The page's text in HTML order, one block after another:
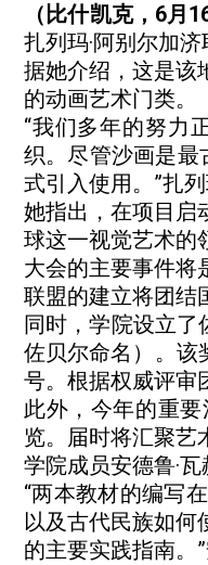
（比什凯克，6月
扎列玛·阿别尔加
据她介绍，这是该
的动画艺术门类。
“我们多年的努力
织。尽管沙画是最
式引入使用。”扎列
她指出，在项目启
球这一视觉艺术的
大会的主要事件将
联盟的建立将团结
同时，学院设立
佐贝尔命名）。该
号。根据权威评审
此外，今年的重要
览。届时将汇聚艺
学院成员安德鲁·
“两本教材的编写
以及古代民族如何
的主要实践指南。”